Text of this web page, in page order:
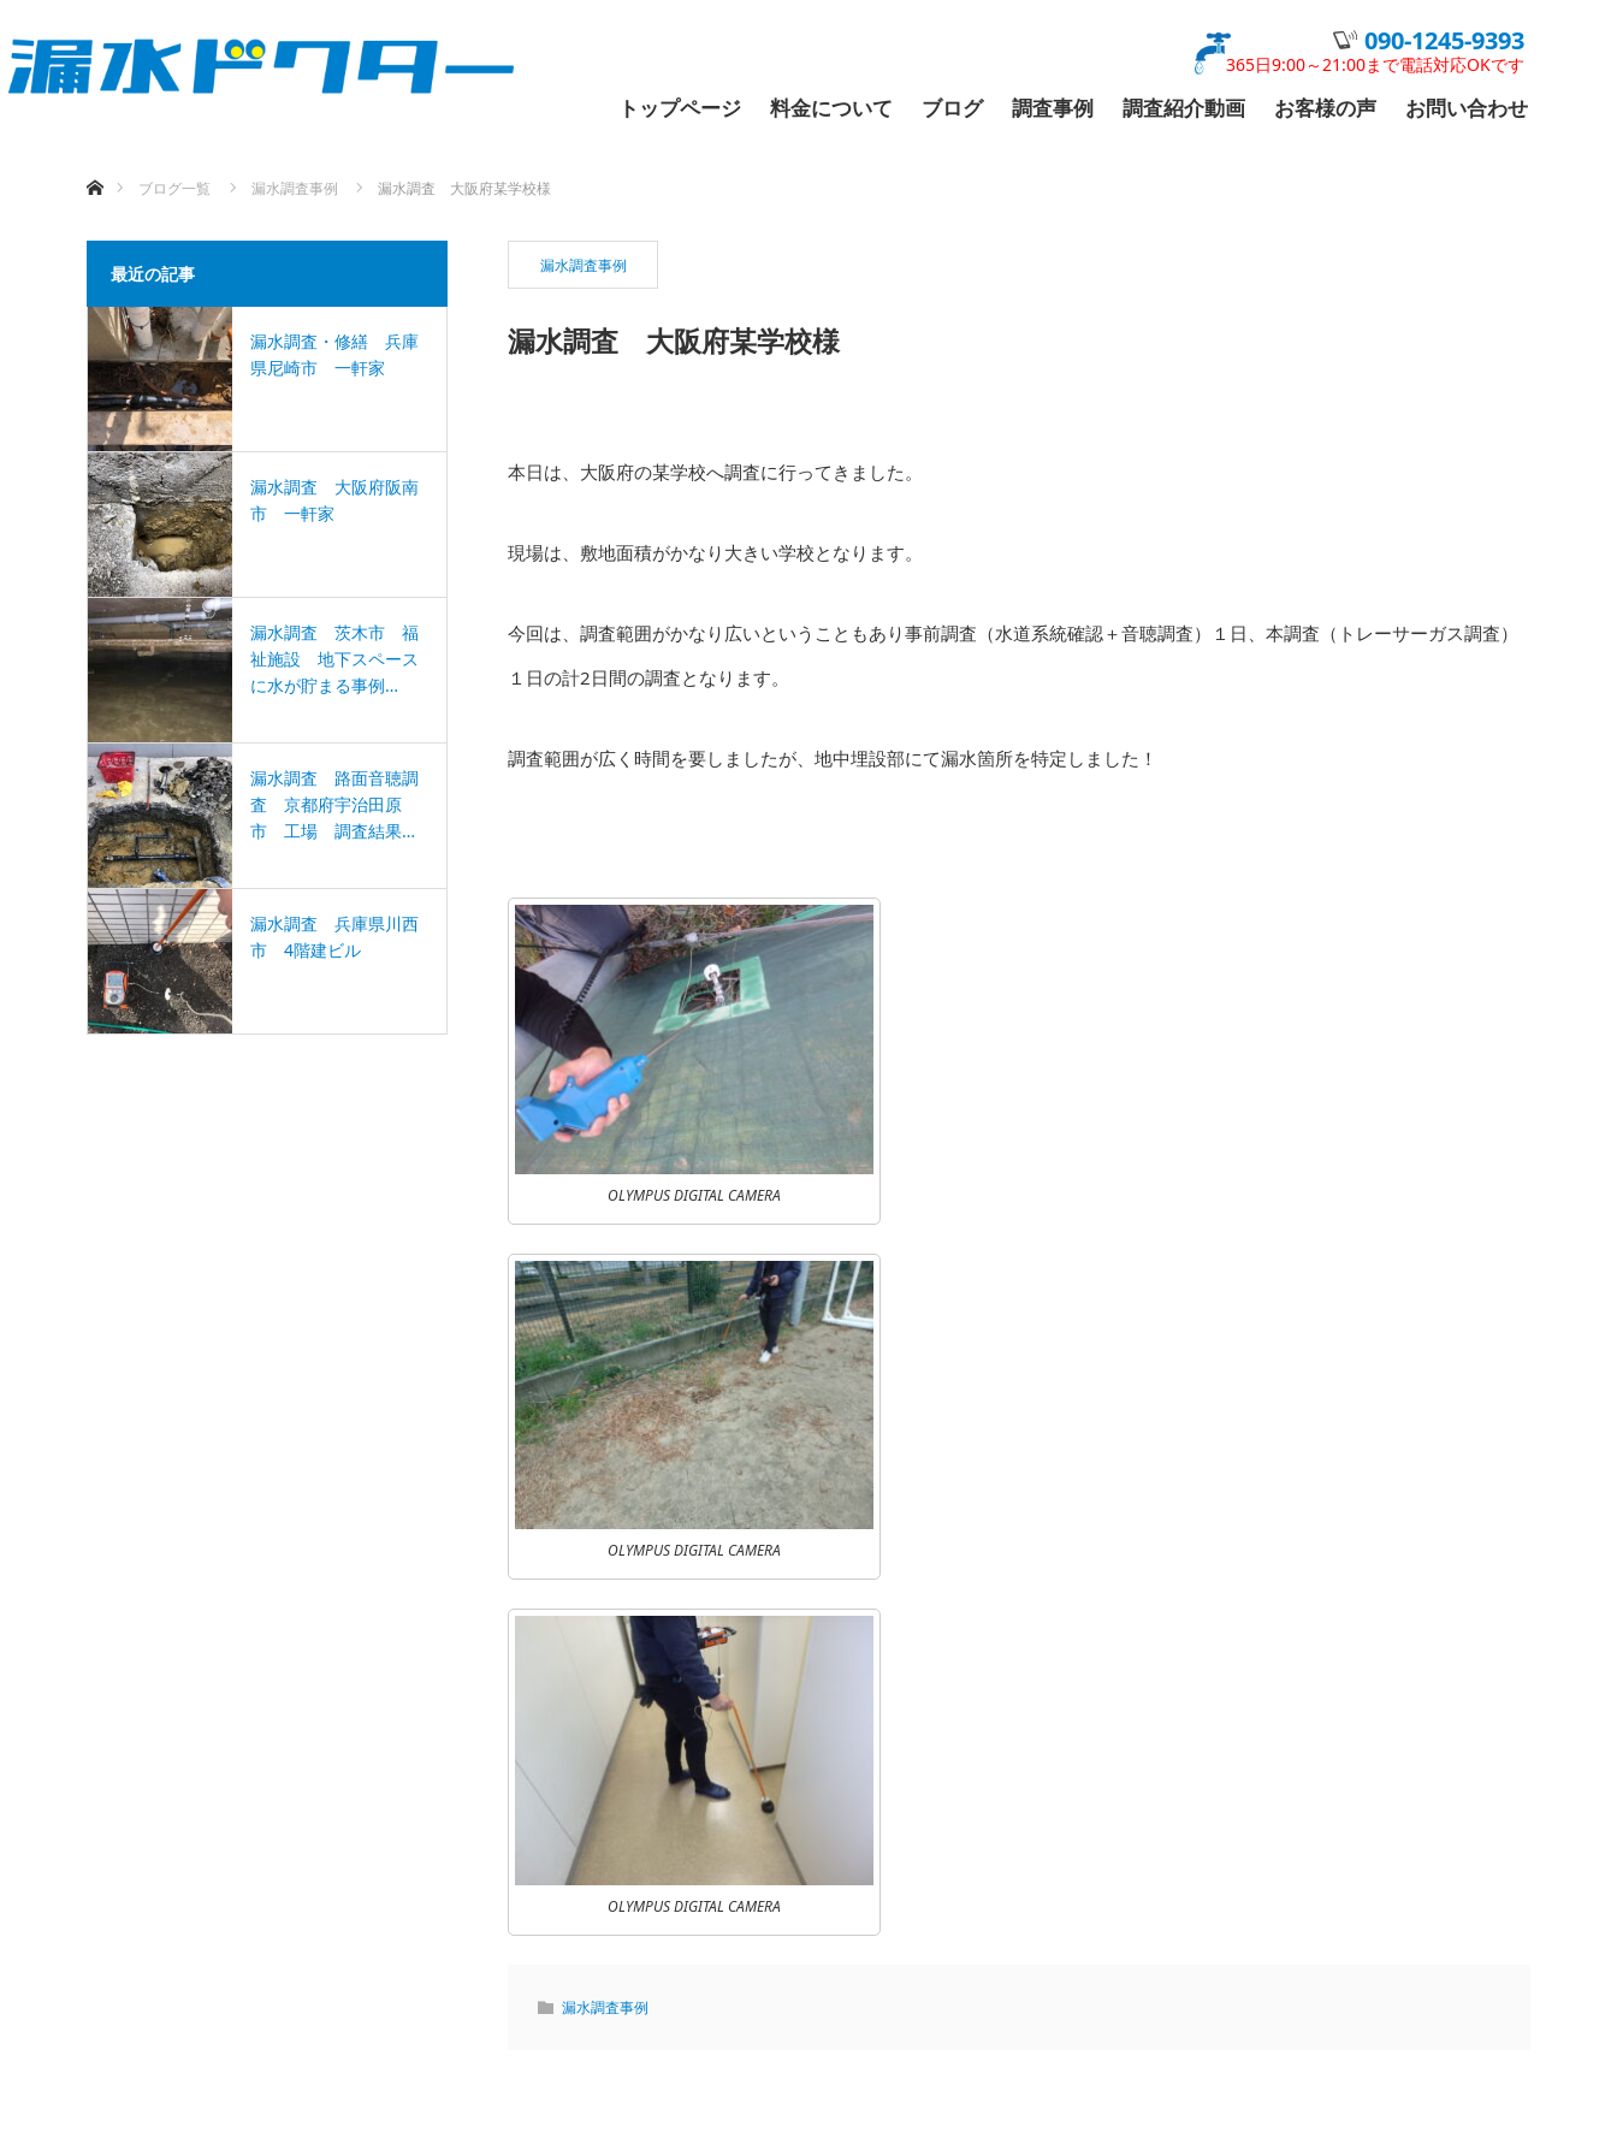
090-1245-9393
365日9:00～21:00まで電話対応OKです
トップページ 料金について ブログ 調査事例 調査紹介動画 お客様の声 お問い合わせ
ブログ一覧
漏水調査事例 漏水調査 大阪府某学校様
漏水調査事例
漏水調査 大阪府某学校様
本日は、大阪府の某学校へ調査に行ってきました。
現場は、敷地面積がかなり大きい学校となります。
今回は、調査範囲がかなり広いということもあり事前調査（水道系統確認＋音聴調査）１日、本調査（トレーサーガス調査）
１日の計2日間の調査となります。
調査範囲が広く時間を要しましたが、地中埋設部にて漏水箇所を特定しました！
OLYMPUS DIGITAL CAMERA
OLYMPUS DIGITAL CAMERA
OLYMPUS DIGITAL CAMERA
漏水調査事例
最近の記事
漏水調査・修繕 兵庫
県尼崎市 一軒家
漏水調査 大阪府阪南
市 一軒家
漏水調査 茨木市 福
祉施設 地下スペース
に水が貯まる事例…
漏水調査 路面音聴調
査 京都府宇治田原
市 工場 調査結果…
漏水調査 兵庫県川西
市 4階建ビル